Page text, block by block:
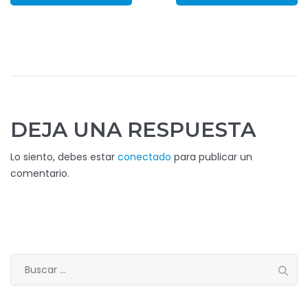
DEJA UNA RESPUESTA
Lo siento, debes estar conectado para publicar un
comentario.